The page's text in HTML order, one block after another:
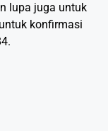
lupa juga untuk
konfirmasi